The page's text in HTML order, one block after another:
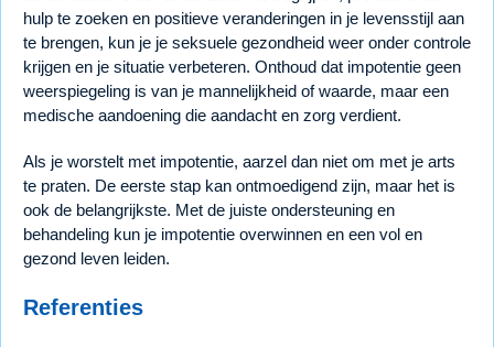
hulp te zoeken en positieve veranderingen in je levensstijl aan
te brengen, kun je je seksuele gezondheid weer onder controle
krijgen en je situatie verbeteren. Onthoud dat impotentie geen
weerspiegeling is van je mannelijkheid of waarde, maar een
medische aandoening die aandacht en zorg verdient.
Als je worstelt met impotentie, aarzel dan niet om met je arts
te praten. De eerste stap kan ontmoedigend zijn, maar het is
ook de belangrijkste. Met de juiste ondersteuning en
behandeling kun je impotentie overwinnen en een vol en
gezond leven leiden.
Referenties